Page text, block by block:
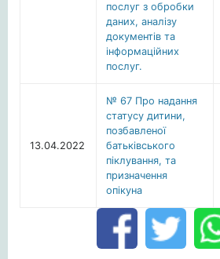
послуг з обробки
даних, аналізу
документів та
інформаційних
послуг.
13.04.2022
№ 67 Про надання
статусу дитини,
позбавленої
батьківського
піклування, та
призначення
опікуна